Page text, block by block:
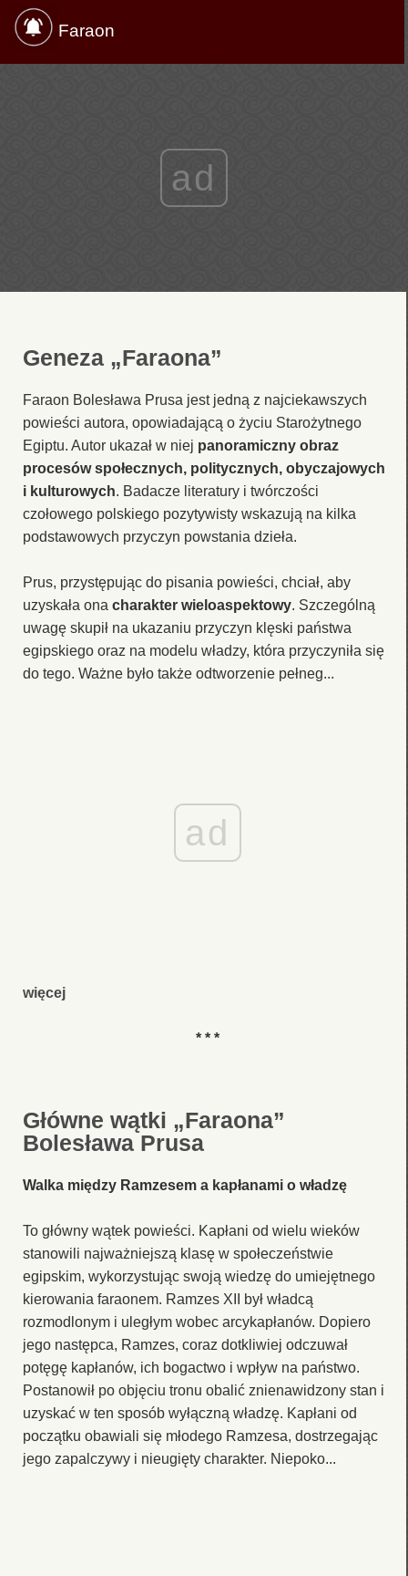
Faraon
ad
Geneza „Faraona”
Faraon Bolesława Prusa jest jedną z najciekawszych
powieści autora, opowiadającą o życiu Starożytnego
Egiptu. Autor ukazał w niej panoramiczny obraz
procesów społecznych, politycznych, obyczajowych
i kulturowych. Badacze literatury i twórczości
czołowego polskiego pozytywisty wskazują na kilka
podstawowych przyczyn powstania dzieła.
Prus, przystępując do pisania powieści, chciał, aby
uzyskała ona charakter wieloaspektowy. Szczególną
uwagę skupił na ukazaniu przyczyn klęski państwa
egipskiego oraz na modelu władzy, która przyczyniła się
do tego. Ważne było także odtworzenie pełneg...
ad
więcej
* * *
Główne wątki „Faraona”
Bolesława Prusa
Walka między Ramzesem a kapłanami o władzę
To główny wątek powieści. Kapłani od wielu wieków
stanowili najważniejszą klasę w społeczeństwie
egipskim, wykorzystując swoją wiedzę do umiejętnego
kierowania faraonem. Ramzes XII był władcą
rozmodlonym i uległym wobec arcykapłanów. Dopiero
jego następca, Ramzes, coraz dotkliwiej odczuwał
potęgę kapłanów, ich bogactwo i wpływ na państwo.
Postanowił po objęciu tronu obalić znienawidzony stan i
uzyskać w ten sposób wyłączną władzę. Kapłani od
początku obawiali się młodego Ramzesa, dostrzegając
jego zapalczywy i nieugięty charakter. Niepoko...